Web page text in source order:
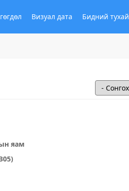
Визуал дата Бидний тухай
яам